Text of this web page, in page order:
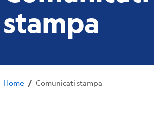
stampa
Home / Comunicati stampa